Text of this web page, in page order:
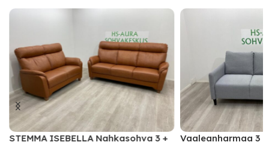
STEMMA ISEBELLA Nahkasohva 3 +
Vaaleanharmaa 3